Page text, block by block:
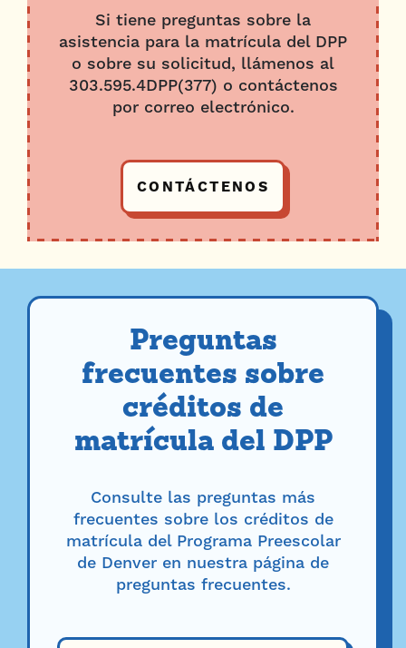
Si tiene preguntas sobre la
asistencia para la matrícula del DPP
o sobre su solicitud, llámenos al
303.595.4DPP(377) o contáctenos
por correo electrónico.
CONTÁCTENOS
Preguntas
frecuentes sobre
créditos de
matrícula del DPP
Consulte las preguntas más
frecuentes sobre los créditos de
matrícula del Programa Preescolar
de Denver en nuestra página de
preguntas frecuentes.